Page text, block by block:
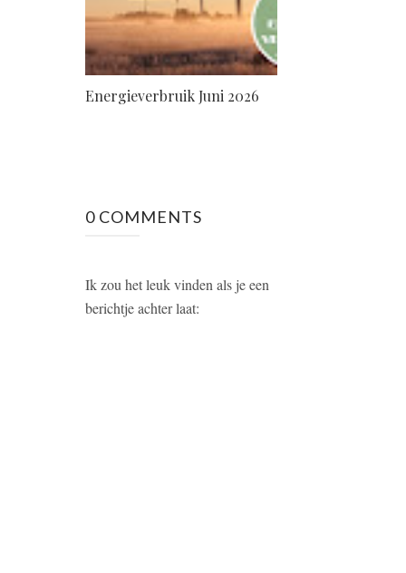
Energieverbruik Juni 2026
0 COMMENTS
Ik zou het leuk vinden als je een
berichtje achter laat: